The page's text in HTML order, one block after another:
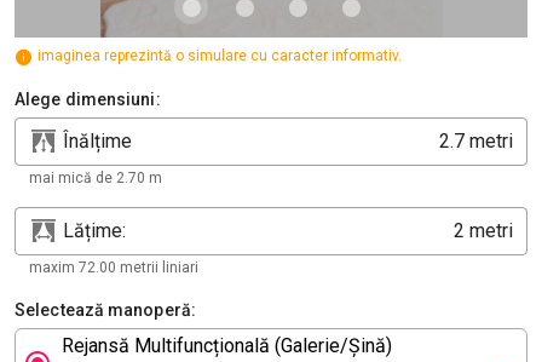
imaginea reprezintă o simulare cu caracter informativ.
Alege dimensiuni:
Înălțime metri
mai mică de 2.70 m
Lățime: metri
maxim 72.00 metrii liniari
Selectează manoperă:
Rejansă Multifuncțională (Galerie/Șină)